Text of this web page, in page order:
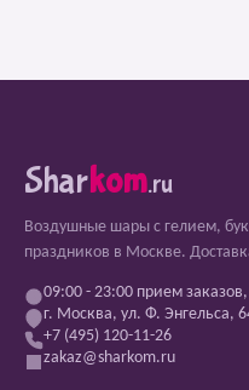
Sharkom.ru
Воздушные шары с гелием,
праздников в Москве.
09:00 - 23:00 прием заказов,
г. Москва, ул. Ф. Энгельса,
+7 (495) 120-11-26
zakaz@sharkom.ru